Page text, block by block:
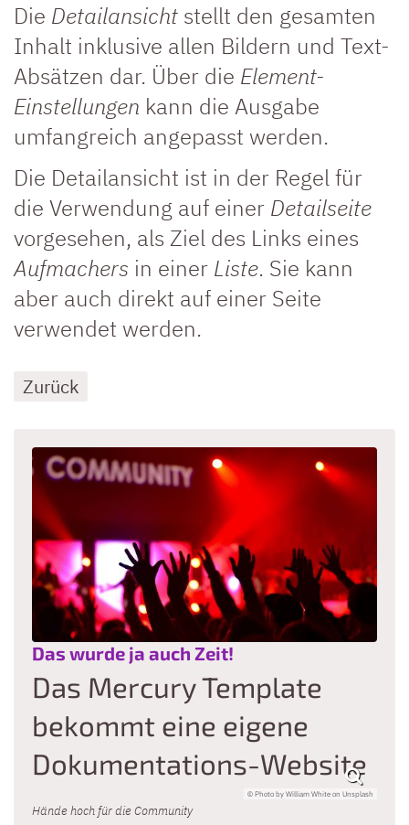
Die Detailansicht stellt den gesamten
Inhalt inklusive allen Bildern und Text-
Absätzen dar. Über die Element-
Einstellungen kann die Ausgabe
umfangreich angepasst werden.
Die Detailansicht ist in der Regel für
die Verwendung auf einer Detailseite
vorgesehen, als Ziel des Links eines
Aufmachers in einer Liste. Sie kann
aber auch direkt auf einer Seite
verwendet werden.
Zurück
© Photo by William White on Unsplash
Das wurde ja auch Zeit!
Das Mercury Template
bekommt eine eigene
Dokumentations-Website
Hände hoch für die Community